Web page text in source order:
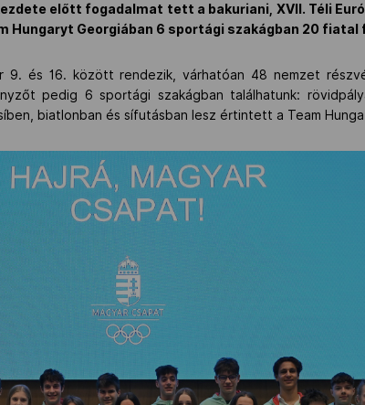
előtt fogadalmat tett a bakuriani, XVII. Téli
Hungaryt Georgiában 6 sportági szakágban 20 fiatal
9. és 16. között rendezik, várhatóan 48 nemzet
pedig 6 sportági szakágban találhatunk:
biatlonban és sífutásban lesz értintett a Team